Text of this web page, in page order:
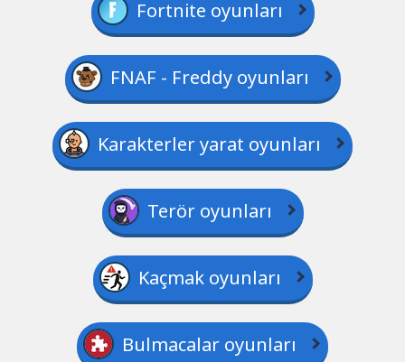
Fortnite oyunları
FNAF - Freddy oyunları
Karakterler yarat oyunları
Terör oyunları
Kaçmak oyunları
Bulmacalar oyunları